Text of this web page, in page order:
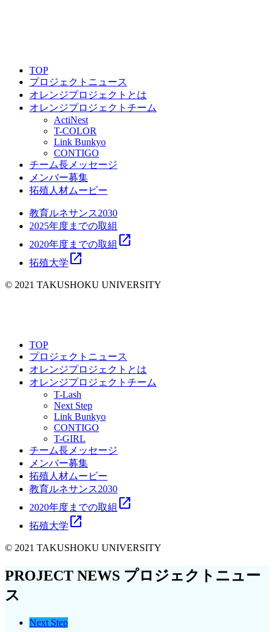
TOP
プロジェクトニュース
オレンジプロジェクトとは
オレンジプロジェクトチーム
ActiNest
T-COLOR
Link Bunkyo
CONTIGO
チーム長メッセージ
メンバー募集
拓殖人材ムービー
教育ルネサンス2030
2025年度までの取組
2020年度までの取組 open_in_new
拓殖大学 open_in_new
© 2021 TAKUSHOKU UNIVERSITY
TOP
プロジェクトニュース
オレンジプロジェクトとは
オレンジプロジェクトチーム
T-Lash
Next Step
Link Bunkyo
CONTIGO
T-GIRL
チーム長メッセージ
メンバー募集
拓殖人材ムービー
教育ルネサンス2030
2020年度までの取組 open_in_new
拓殖大学 open_in_new
© 2021 TAKUSHOKU UNIVERSITY
PROJECT NEWS プロジェクトニュー
ス
Next Step